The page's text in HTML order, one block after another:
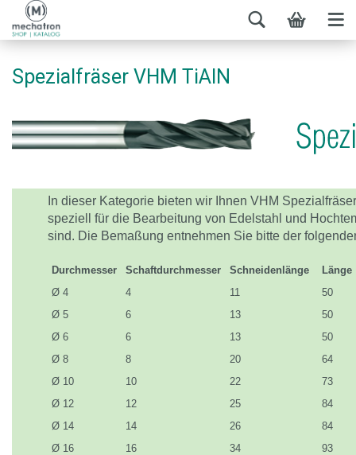
Spezialfräser VHM TiAlN
In dieser Kategorie bieten wir Ihnen VHM
speziell für die Bearbeitung von Edelstahl und
sind. Die Bemaßung entnehmen Sie bitte der
Durchmesser Schaftdurchmesser Schneidenlänge
Länge
Ø 4
4 11
50
Ø 5
6 13
50
Ø 6
6 13
50
Ø 8
8 20
64
Ø 10
10 22
73
Ø 12
12 25
84
Ø 14
14 26
84
Ø 16
16 34
93